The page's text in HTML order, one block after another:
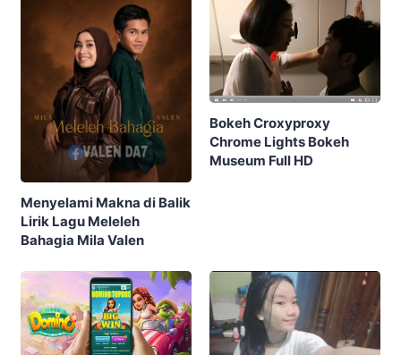
Menyelami Makna di Balik
Lirik Lagu Meleleh
Bahagia Mila Valen
Bokeh Croxyproxy
Chrome Lights Bokeh
Museum Full HD